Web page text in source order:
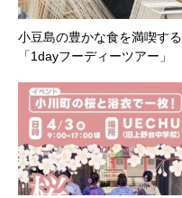
小豆島の豊かな食を満喫する
「1dayフーディーツアー」